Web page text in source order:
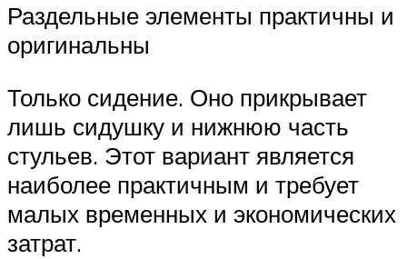
Раздельные элементы практичны и
оригинальны
Только сидение. Оно прикрывает
лишь сидушку и нижнюю часть
стульев. Этот вариант является
наиболее практичным и требует
малых временных и экономических
затрат.